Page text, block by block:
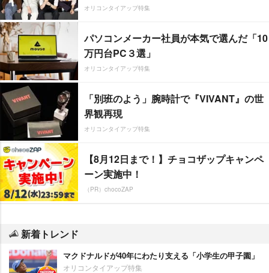
オリコンタイアップ特集
パソコンメーカー社員が本気で選んだ「10
万円台PC３選」
オリコンタイアップ特集
「別班のよう」腕時計で『VIVANT』の世
界観再現
オリコンタイアップ特集
【8月12日まで！】チョコザップキャンペ
ーン実施中！
（PR）chocoZAP
新着トレンド
マクドナルドが40年にわたり支える「小学生の甲子園」
オリコンタイアップ特集